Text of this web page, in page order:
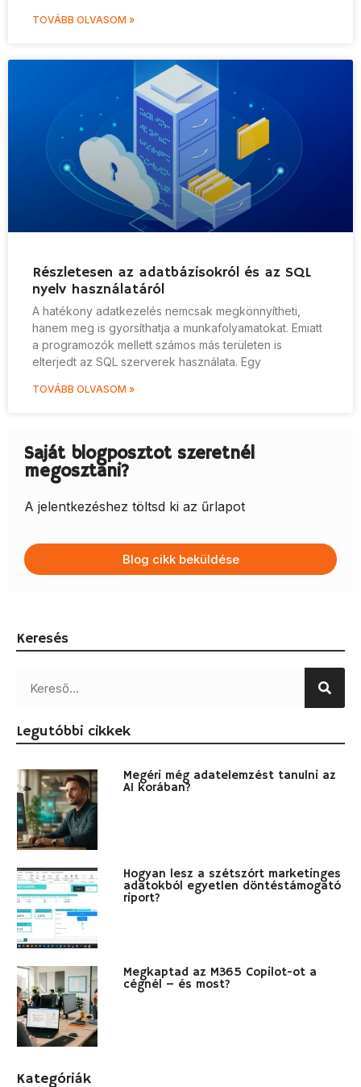
TOVÁBB OLVASOM »
Részletesen az adatbázisokról és az SQL
nyelv használatáról
A hatékony adatkezelés nemcsak megkönnyítheti,
hanem meg is gyorsíthatja a munkafolyamatokat. Emiatt
a programozók mellett számos más területen is
elterjedt az SQL szerverek használata. Egy
TOVÁBB OLVASOM »
Saját blogposztot szeretnél
megosztani?
A jelentkezéshez töltsd ki az űrlapot
Blog cikk beküldése
Keresés
Legutóbbi cikkek
Megéri még adatelemzést tanulni az
AI korában?
Hogyan lesz a szétszórt marketinges
adatokból egyetlen döntéstámogató
riport?
Megkaptad az M365 Copilot-ot a
cégnél – és most?
Kategóriák